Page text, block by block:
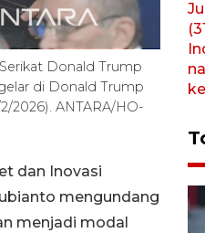
Donald Trump
di Donald Trump
2026). ANTARA/HO-
dan Inovasi
mengundang
menjadi modal